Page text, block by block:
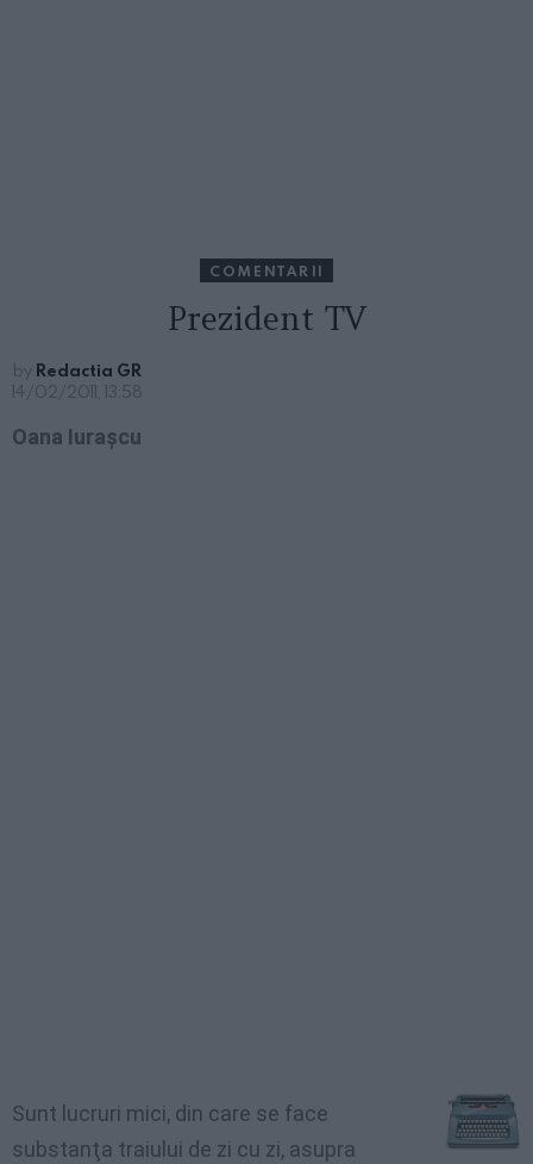
COMENTARII
Prezident TV
by Redactia GR
14/02/2011, 13:58
Oana Iuraşcu
Sunt lucruri mici, din care se face
substanţa traiului de zi cu zi, asupra